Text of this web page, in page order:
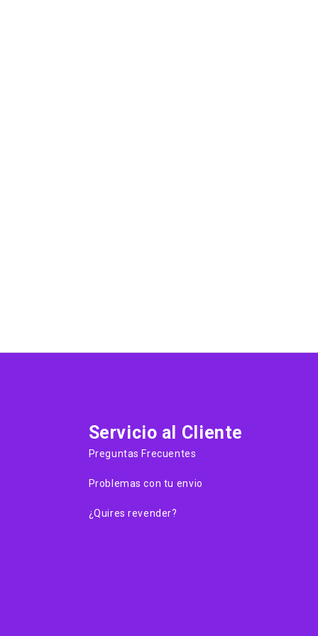
Servicio al Cliente
Preguntas Frecuentes
Problemas con tu envio
¿Quires revender?